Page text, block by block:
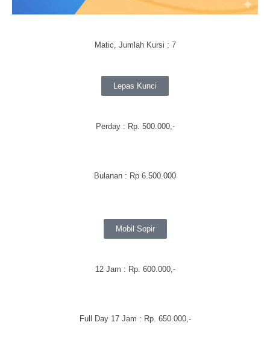
Matic, Jumlah Kursi : 7
Lepas Kunci
Perday: Rp. 500.000,-
Bulanan : Rp 6.500.000
Mobil Sopir
12 Jam : Rp. 600.000,-
Full Day 17 Jam : Rp. 650.000,-